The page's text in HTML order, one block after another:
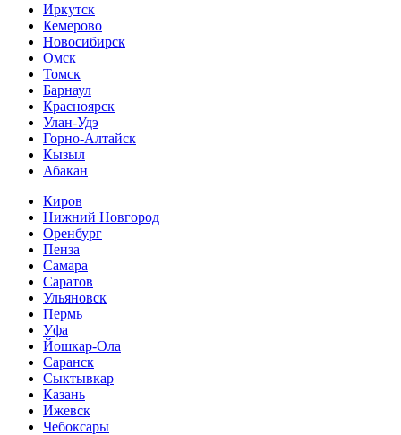
Иркутск
Кемерово
Новосибирск
Омск
Томск
Барнаул
Красноярск
Улан-Удэ
Горно-Алтайск
Кызыл
Абакан
Киров
Нижний Новгород
Оренбург
Пенза
Самара
Саратов
Ульяновск
Пермь
Уфа
Йошкар-Ола
Саранск
Сыктывкар
Казань
Ижевск
Чебоксары